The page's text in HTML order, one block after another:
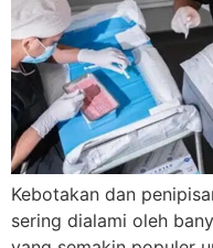
Kebotakan dan
sering dialami oleh